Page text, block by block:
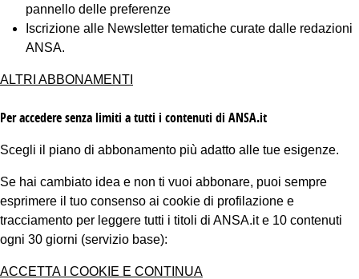
pannello delle preferenze
Iscrizione alle Newsletter tematiche curate dalle redazioni
ANSA.
ALTRI ABBONAMENTI
Per accedere senza limiti a tutti i contenuti di ANSA.it
Scegli il piano di abbonamento più adatto alle tue esigenze.
Se hai cambiato idea e non ti vuoi abbonare, puoi sempre
esprimere il tuo consenso ai cookie di profilazione e
tracciamento per leggere tutti i titoli di ANSA.it e 10 contenuti
ogni 30 giorni (servizio base):
ACCETTA I COOKIE E CONTINUA